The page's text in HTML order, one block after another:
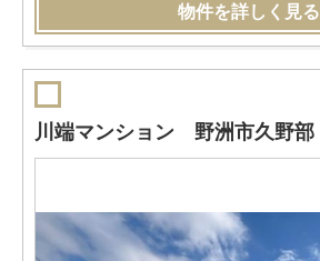
物件を詳しく見る
川端マンション 野洲市久野部